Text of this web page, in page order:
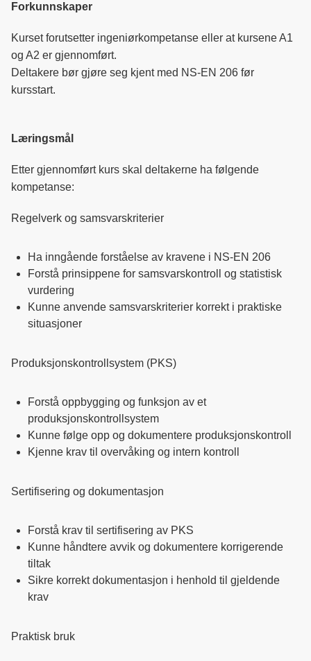
Forkunnskaper
Kurset forutsetter ingeniørkompetanse eller at kursene A1
og A2 er gjennomført.
Deltakere bør gjøre seg kjent med NS-EN 206 før
kursstart.
Læringsmål
Etter gjennomført kurs skal deltakerne ha følgende
kompetanse:
Regelverk og samsvarskriterier
Ha inngående forståelse av kravene i NS-EN 206
Forstå prinsippene for samsvarskontroll og statistisk
vurdering
Kunne anvende samsvarskriterier korrekt i praktiske
situasjoner
Produksjonskontrollsystem (PKS)
Forstå oppbygging og funksjon av et
produksjonskontrollsystem
Kunne følge opp og dokumentere produksjonskontroll
Kjenne krav til overvåking og intern kontroll
Sertifisering og dokumentasjon
Forstå krav til sertifisering av PKS
Kunne håndtere avvik og dokumentere korrigerende
tiltak
Sikre korrekt dokumentasjon i henhold til gjeldende
krav
Praktisk bruk